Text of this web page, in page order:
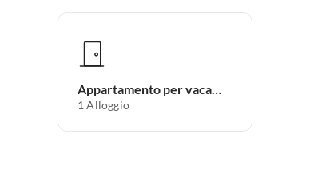
Appartamento per vacanze
1 Alloggio